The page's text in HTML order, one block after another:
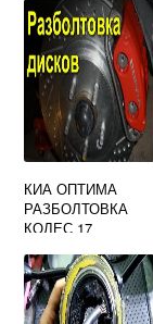
КИА ОПТИМА
РАЗБОЛТОВКА
КОЛЕС 17